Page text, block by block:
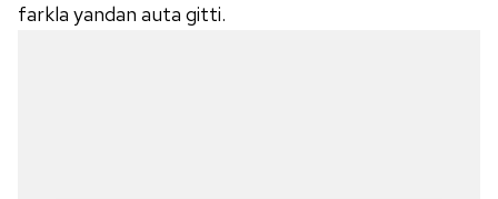
farkla yandan auta gitti.